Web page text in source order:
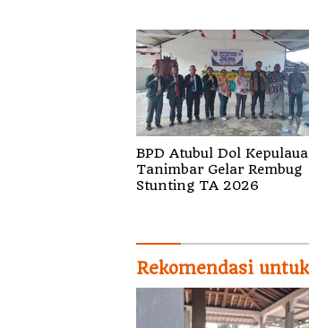
BPD Atubul Dol
Tanimbar Gelar Rembug
Stunting TA 2026
Rekomendasi